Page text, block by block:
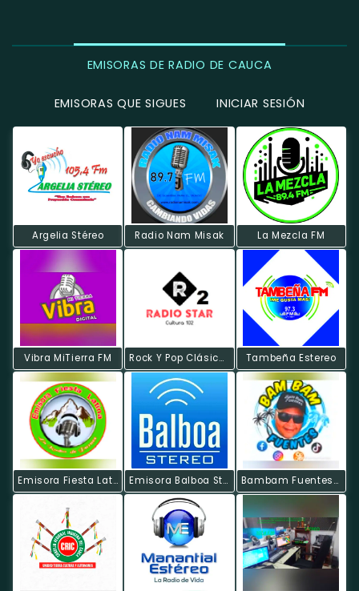
EMISORAS DE RADIO DE CAUCA
EMISORAS QUE SIGUES INICIAR SESIÓN
Argelia Stéreo Radio Nam Misak La Mezcla FM
Vibra MiTierra FM Rock Y Pop Clásicos Tambeña Estereo
Emisora Fiesta Latina Emisora Balboa Stereo Bambam Fuentes FM